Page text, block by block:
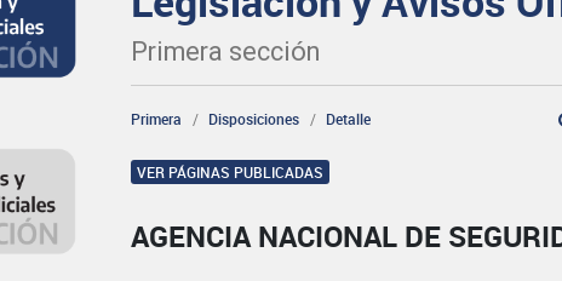
Primera sección
Primera Disposiciones Detalle
VER PÁGINAS PUBLICADAS
AGENCIA NACIONAL DE